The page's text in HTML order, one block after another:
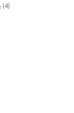
(4)